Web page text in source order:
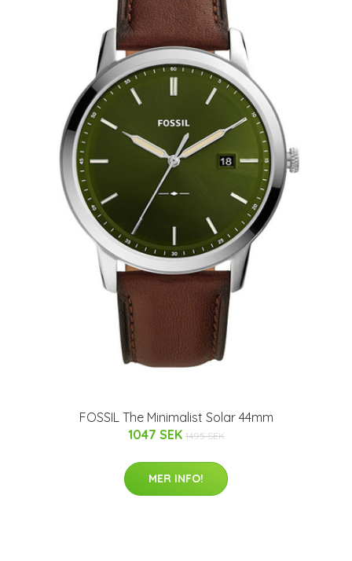
FOSSIL The Minimalist Solar 44mm
1047 SEK 1495 SEK
MER INFO!